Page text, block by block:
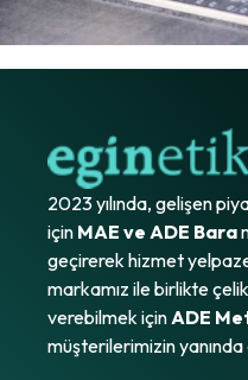
2023 yılında, gelişen
için MAE ve ADE Bara
geçirerek hizmet
markamız ile birlikte
verebilmek için ADE
müşterilerimizin